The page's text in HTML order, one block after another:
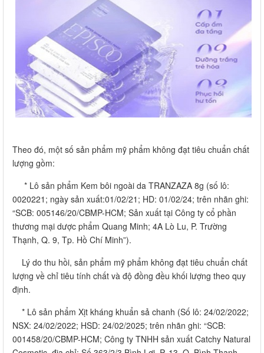
Theo đó, một số sản phẩm mỹ phẩm không đạt tiêu chuẩn chất
lượng gồm:
* Lô sản phẩm Kem bôi ngoài da TRANZAZA 8g (số lô:
0020221; ngày sản xuất:01/02/21; HD: 01/02/24; trên nhãn ghi:
“SCB: 005146/20/CBMP-HCM; Sản xuất tại Công ty cổ phần
thương mại dược phẩm Quang Minh; 4A Lò Lu, P. Trường
Thạnh, Q. 9, Tp. Hồ Chí Minh”).
Lý do thu hồi, sản phẩm mỹ phẩm không đạt tiêu chuẩn chất
lượng về chỉ tiêu tính chất và độ đồng đều khối lượng theo quy
định.
* Lô sản phẩm Xịt kháng khuẩn sả chanh (Số lô: 24/02/2022;
NSX: 24/02/2022; HSD: 24/02/2025; trên nhãn ghi: “SCB:
001458/20/CBMP-HCM; Công ty TNHH sản xuất Catchy Natural